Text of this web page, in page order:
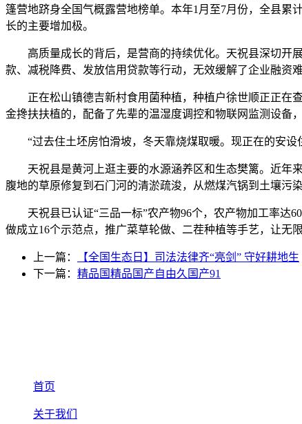
篷营地跻身全国气概露营地榜单。本年1月至7月份，全县累
长的主要增加极。
高质量成长的背后，是营商的持续优化。天祝县深切开展
款、减税降费、发放信用贷款等行动，无效缓解了企业融资
正在松山镇德吉新村食用菌种植，种植户徐世顺正正在查
金搀扶扶植的，配备了先辈的温湿度调控和物联网监测设备
“过去住土坯房怕滑坡，冬天靠烧煤取暖。现正在的安设
天祝县是黄河上逛主要的水源涵养区和生态樊篱。近年
腹地的草原修复到石门河的清淤疏浚，从燃煤汽锅到土壤污
天祝县已认证“三品一标”农产物96个，农产物加工率达
做成立16个示范点，推广菜草轮做、二茬种植等手艺，让无
上一篇：
【全国生态日】司法法律齐“亮剑” 守好耕地生
下一篇： 精品国精品国产自由久国产91
首页
关于我们